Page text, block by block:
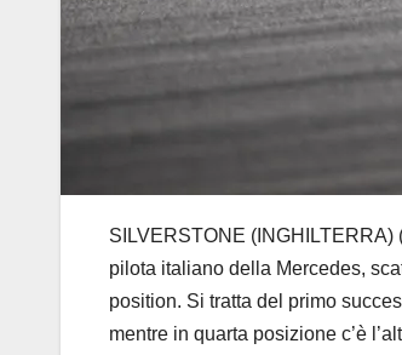
SILVERSTONE (INGHILTERRA)
pilota italiano della Mercedes,
position. Si tratta del primo
mentre in quarta posizione c’è